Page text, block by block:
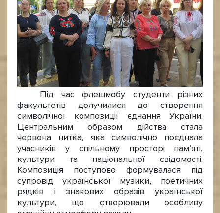
Під час флешмобу студенти різних
факультетів долучилися до створення
символічної композиції єднання України.
Центральним образом дійства стала
червона нитка, яка символічно поєднала
учасників у спільному просторі пам’яті,
культури та національної свідомості.
Композиція поступово формувалася під
супровід української музики, поетичних
рядків і знакових образів української
культури, що створювали особливу